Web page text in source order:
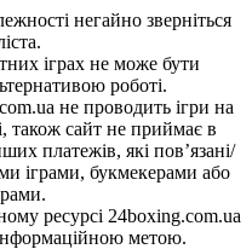
негайно зверніться
іграх не може бути
роботі.
не проводить ігри на
також сайт не приймає в
платежів, які пов’язані/
іграми, букмекерами або
ресурсі 24boxing.com.ua
метою.